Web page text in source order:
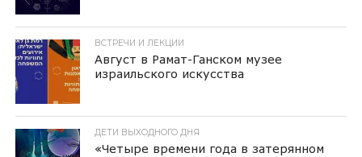
ВСТРЕЧИ И ЛЕКЦИИ
Август в Рамат-Ганском музее
израильского искусства
ДЕТИ ВЫХОДНОГО ДНЯ
«Четыре времени года в затерянном